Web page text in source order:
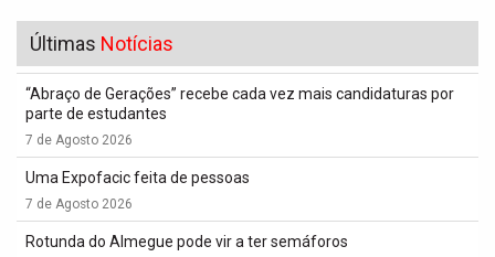
Últimas Notícias
“Abraço de Gerações” recebe cada vez mais candidaturas por
parte de estudantes
7 de Agosto 2026
Uma Expofacic feita de pessoas
7 de Agosto 2026
Rotunda do Almegue pode vir a ter semáforos